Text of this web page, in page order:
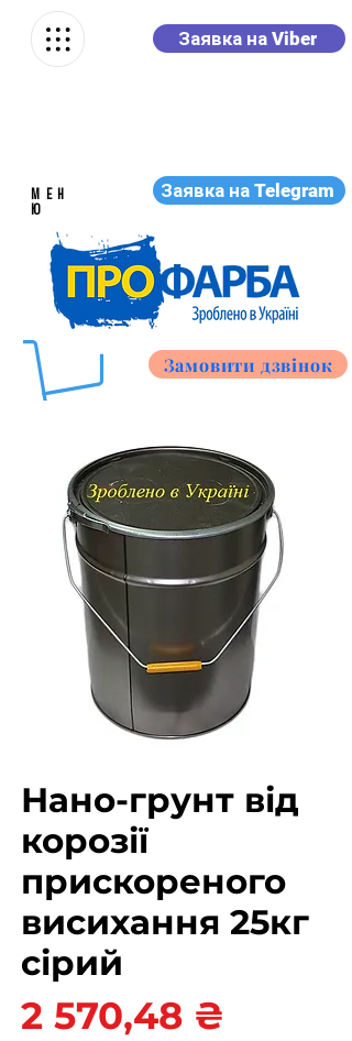
Заявка на Viber
Заявка на Telegram
МЕН
Ю
Замовити дзвінок
Нано-грунт від
корозії
прискореного
висихання 25кг
сірий
2 570,48 ₴